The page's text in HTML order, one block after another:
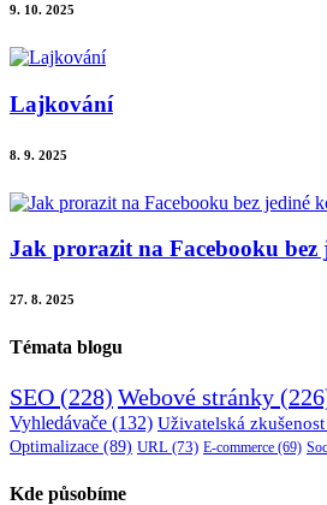
9. 10. 2025
Lajkování
8. 9. 2025
Jak prorazit na Facebooku
27. 8. 2025
Témata blogu
SEO (228) Webové stránky
Vyhledávače (132) Uživatelská zkušenost
Optimalizace (89) URL (73) E-commerce (69)
Kde působíme